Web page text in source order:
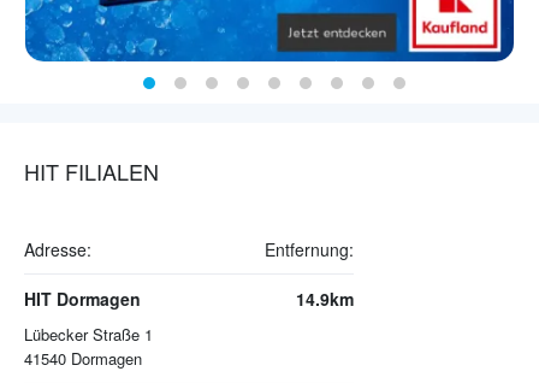
HIT FILIALEN
Adresse: Entfernung:
HIT Dormagen
Lübecker Straße 1
41540 Dormagen
14.9km